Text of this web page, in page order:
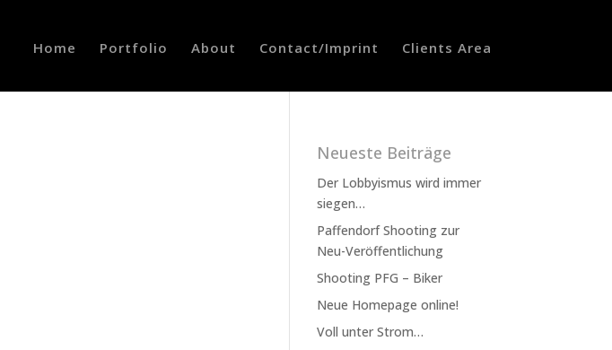
Home Portfolio About Contact/Imprint Clients Area
Neueste Beiträge
Der Lobbyismus wird immer
siegen…
Paffendorf Shooting zur
Neu-Veröffentlichung
Shooting PFG – Biker
Neue Homepage online!
Voll unter Strom…